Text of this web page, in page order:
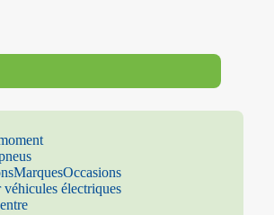
MarquesOccasions
électriques